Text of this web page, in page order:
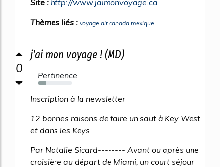
Site : http://www.jaimonvoyage.ca
Thèmes liés : voyage air canada mexique
0
j'ai mon voyage ! (MD)
Pertinence
23%
Inscription à la newsletter
12 bonnes raisons de faire un saut à Key West
et dans les Keys
Par Natalie Sicard-------- Avant ou après une
croisière au départ de Miami, un court séjour